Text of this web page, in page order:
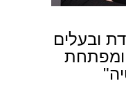
ובעלים
ומפתחת